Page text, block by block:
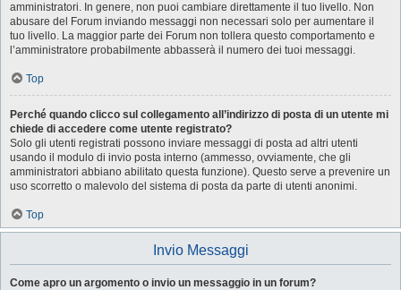
amministratori. In genere, non puoi cambiare direttamente il tuo livello. Non
abusare del Forum inviando messaggi non necessari solo per aumentare il
tuo livello. La maggior parte dei Forum non tollera questo comportamento e
l’amministratore probabilmente abbasserà il numero dei tuoi messaggi.
Top
Perché quando clicco sul collegamento all’indirizzo di posta di un utente mi
chiede di accedere come utente registrato?
Solo gli utenti registrati possono inviare messaggi di posta ad altri utenti
usando il modulo di invio posta interno (ammesso, ovviamente, che gli
amministratori abbiano abilitato questa funzione). Questo serve a prevenire un
uso scorretto o malevolo del sistema di posta da parte di utenti anonimi.
Top
Invio Messaggi
Come apro un argomento o invio un messaggio in un forum?